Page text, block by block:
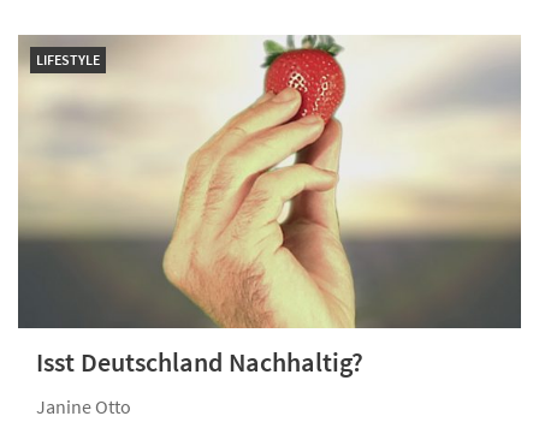
LIFESTYLE
Isst Deutschland Nachhaltig?
Janine Otto